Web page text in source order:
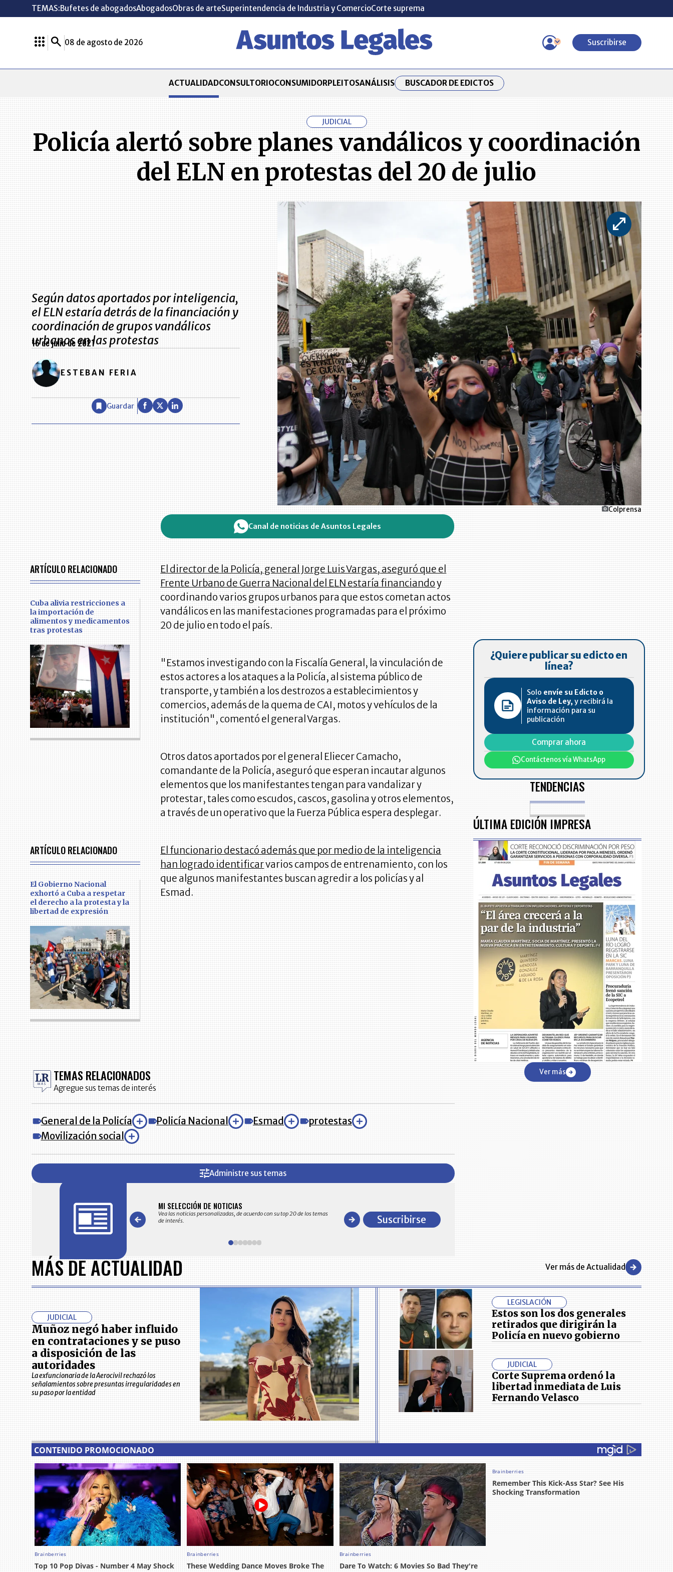
TEMAS:Bufetes de abogadosAbogadosObras de arteSuperintendencia de Industria y ComercioCorte suprema
08 de agosto de 2026 Suscribirse
ACTUALIDADCONSULTORIOCONSUMIDORPLEITOSANÁLISIS BUSCADOR DE EDICTOS
JUDICIAL
Policía alertó sobre planes vandálicos y coordinación
del ELN en protestas del 20 de julio
Según datos aportados por inteligencia,
el ELN estaría detrás de la financiación y
coordinación de grupos vandálicos
urbanos en las protestas
16 de julio de 2021
ESTEBAN FERIA
Guardar
Colprensa
Canal de noticias de Asuntos Legales
ARTÍCULO RELACIONADO
Cuba alivia restricciones a
la importación de
alimentos y medicamentos
tras protestas
El director de la Policía, general Jorge Luis Vargas, aseguró que el
Frente Urbano de Guerra Nacional del ELN estaría financiandoy
coordinando varios grupos urbanos para que estos cometan actos
vandálicos en las manifestaciones programadas para el próximo
20 de julio en todo el país.
"Estamos investigando con la Fiscalía General, la vinculación de
estos actores a los ataques a la Policía, al sistema público de
transporte, y también a los destrozos a establecimientos y
comercios, además de la quema de CAI, motos y vehículos de la
institución", comentó el general Vargas.
Otros datos aportados por el general Eliecer Camacho,
comandante de la Policía, aseguró que esperan incautar algunos
elementos que los manifestantes tengan para vandalizar y
protestar, tales como escudos, cascos, gasolina y otros elementos,
a través de un operativo que la Fuerza Pública espera desplegar.
ARTÍCULO RELACIONADO
El Gobierno Nacional
exhortó a Cuba a respetar
el derecho a la protesta y la
libertad de expresión
El funcionario destacó además que por medio de la inteligencia
han logrado identificarvarios campos de entrenamiento, con los
que algunos manifestantes buscan agredir a los policías y al
Esmad.
¿Quiere publicar su edicto en
línea?
Solo envíe su Edicto o
Aviso de Ley, y recibirá la
información para su
publicación
Comprar ahora
Contáctenos vía WhatsApp
TENDENCIAS
ÚLTIMA EDICIÓN IMPRESA
Ver más
TEMAS RELACIONADOS
Agregue sus temas de interés
General de la Policía Policía Nacional Esmad
protestas
Movilización social
Administre sus temas
en su correo electrónico las noticias seleccionadas por nuestro
MI SELECCIÓN DE NOTICIAS
Vea las noticias personalizadas, de acuerdo con su top 20 de los temas
de interés.
comportamiento general y detallado de las 10.000 primeras empresas
en ventas en Colombia
of
7
Suscribirse
MÁS DE ACTUALIDAD Ver más de Actualidad
JUDICIAL
Muñoz negó haber influido
en contrataciones y se puso
a disposición de las
autoridades
La exfuncionaria de la Aerocivil rechazó los
señalamientos sobre presuntas irregularidades en
su paso por la entidad
LEGISLACIÓN
Estos son los dos generales
retirados que dirigirán la
Policía en nuevo gobierno
JUDICIAL
Corte Suprema ordenó la
libertad inmediata de Luis
Fernando Velasco